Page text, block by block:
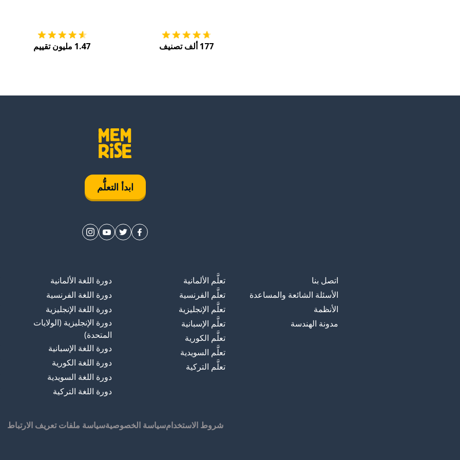
177 ألف تصنيف 1.47 مليون تقييم
ابدأ التعلُّم
اتصل بنا
الأسئلة الشائعة والمساعدة
الأنظمة
مدونة الهندسة
تعلَّم الألمانية
تعلَّم الفرنسية
تعلَّم الإنجليزية
تعلَّم الإسبانية
تعلَّم الكورية
تعلَّم السويدية
تعلَّم التركية
دورة اللغة الألمانية
دورة اللغة الفرنسية
دورة اللغة الإنجليزية
دورة الإنجليزية (الولايات
المتحدة)
دورة اللغة الإسبانية
دورة اللغة الكورية
دورة اللغة السويدية
دورة اللغة التركية
شروط الاستخدامسياسة الخصوصيةسياسة ملفات تعريف الارتباط